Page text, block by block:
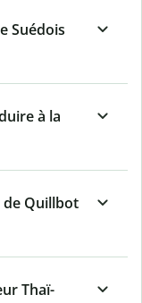
Suédois
à la
de Quillbot
Thaï-